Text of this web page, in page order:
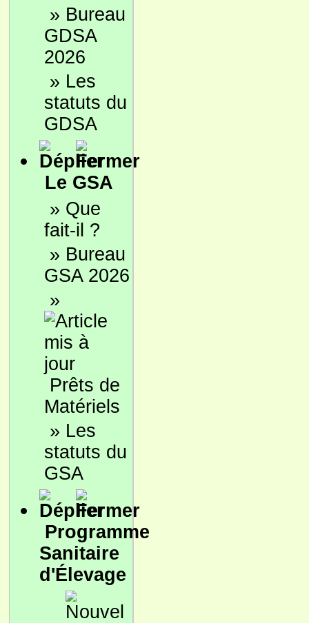
» Bureau
GDSA
2026
» Les
statuts du
GDSA
Le GSA
» Que
fait-il ?
» Bureau
GSA 2026
»
Prêts de
Matériels
» Les
statuts du
GSA
Programme
Sanitaire
d'Élevage